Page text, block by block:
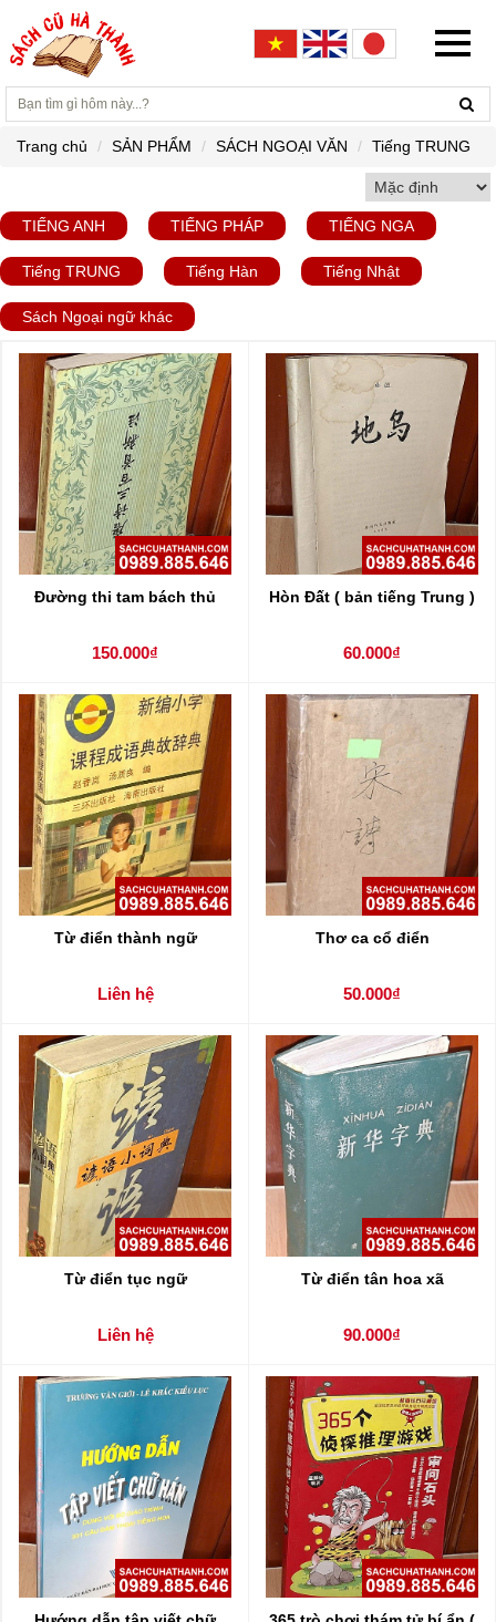
Trang chủ SẢN PHẨM SÁCH NGOẠI VĂN Tiếng TRUNG
TIẾNG ANH TIẾNG PHÁP TIẾNG NGA
Tiếng TRUNG Tiếng Hàn Tiếng Nhật
Sách Ngoại ngữ khác
Đường thi tam bách thủ
150.000₫
Hòn Đất ( bản tiếng Trung )
60.000₫
Từ điển thành ngữ
Liên hệ
Thơ ca cổ điển
50.000₫
Từ điển tục ngữ
Liên hệ
Từ điển tân hoa xã
90.000₫